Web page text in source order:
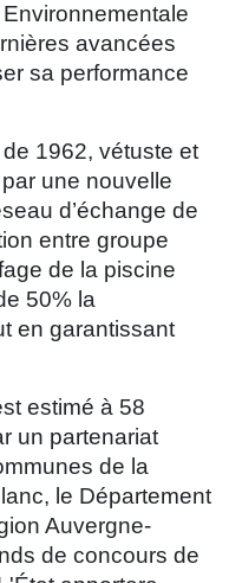
avancées
sa performance
1962, vétuste et
une nouvelle
d’échange de
entre groupe
de la piscine
50% la
en garantissant
estimé à 58
un partenariat
de la
le Département
Auvergne-
de concours de